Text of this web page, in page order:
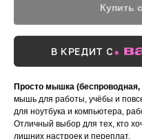
Купить
В КРЕДИТ С
Просто мышка (беспроводная,
мышь для работы, учёбы и
для ноутбука и компьютера,
Отличный выбор для тех, кто
лишних настроек и переплат.